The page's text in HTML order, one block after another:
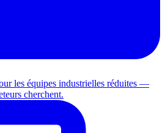
les équipes industrielles réduites —
cherchent.